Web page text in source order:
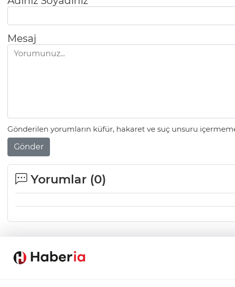
Mesaj
Gönderilen yorumların küfür, hakaret ve suç unsuru
Gönder
Yorumlar (0)